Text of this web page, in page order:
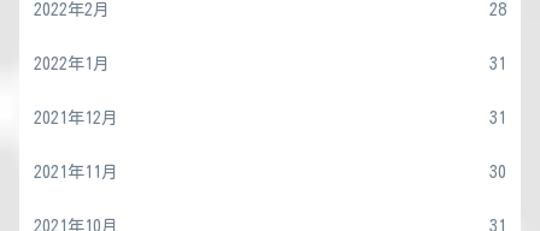
2022年2月 28
2022年1月 31
2021年12月 31
2021年11月 30
2021年10月 31